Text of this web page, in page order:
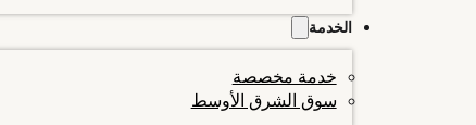
الخدمة
خدمة مخصصة
سوق الشرق الأوسط